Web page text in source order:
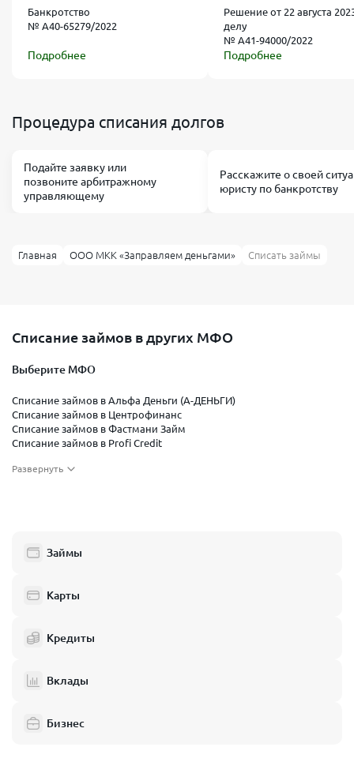
Банкротство
№ А40-65279/2022
Подробнее
Решение от 22 августа
делу
№ А41-94000/2022
Подробнее
Процедура списания долгов
Подайте заявку или
позвоните арбитражному
управляющему
Расскажите о своей
юристу по банкротству
Главная ООО МКК «Заправляем деньгами» Списать займы
Списание займов в других МФО
Выберите МФО
Списание займов в Альфа Деньги (А-ДЕНЬГИ)
Списание займов в Центрофинанс
Списание займов в Фастмани Займ
Списание займов в Profi Credit
Списание займов в Смарт Займ
Списание займов в Финлайнер
Списание займов в Быстроденьги
Развернуть
Займы
Карты
Кредиты
Вклады
Бизнес